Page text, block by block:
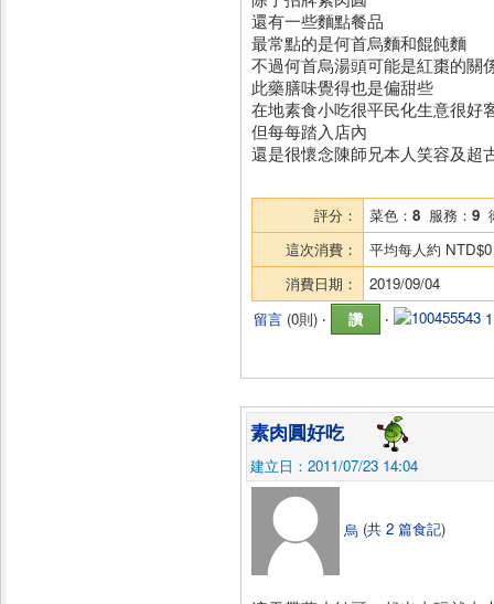
還有一些麵點餐品
最常點的是何首烏麵和餛飩麵
不過何首烏湯頭可能是紅棗的關
此藥膳味覺得也是偏甜些
在地素食小吃很平民化生意很好
但每每踏入店內
還是很懷念陳師兄本人笑容及超
評分： 菜色： 8 服務： 9
這次消費：
平均每人約 NTD$0
消費日期：
2019/09/04
留言 (0則) ‧ 讚 ‧
素肉圓好吃
建立日：2011/07/23 14:04
烏 (共 2 篇食記)